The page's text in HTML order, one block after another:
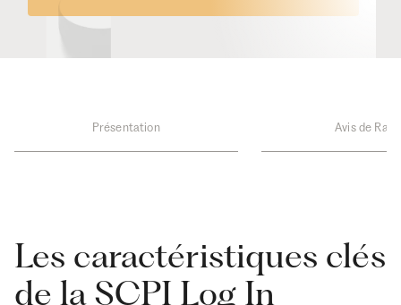
Présentation Avis de
Les caractéristiques clés
de la SCPI Log In